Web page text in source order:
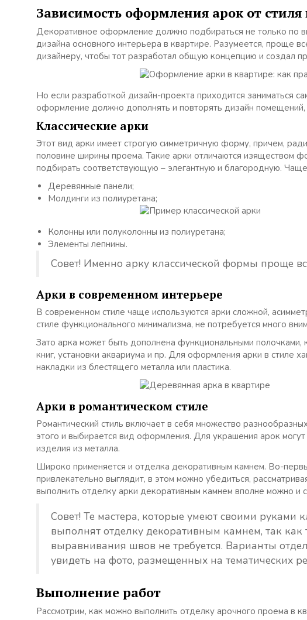
Зависимость оформления арок от стиля
Декоративное оформление должно подбираться не только по
дизайна основного интерьера в квартире. Разумеется, проще
дизайнеру, чтобы тот разработал общую концепцию и создал
Но если разработкой дизайн-проекта приходится заниматься
оформление должно дополнять и повторять дизайн помещений,
Классические арки
Этот вид арки имеет строгую симметричную форму, причем,
половине ширины проема. Такие арки отличаются изяществом
подбирать соответствующую – элегантную и благородную.
Деревянные панели;
Молдинги из полиуретана;
Колонны или полуколонны из полиуретана;
Элементы лепнины.
Совет! Именно арку классической формы проще
Арки в современном интерьере
В современном стиле чаще используются арки сложной,
стиле функционального минимализма, не потребуется много
Зато арка может быть дополнена функциональными полочками,
книг, установки аквариума и пр. Для оформления арки в стиле
накладки из блестящего металла или пластика.
Арки в романтическом стиле
Романтический стиль включает в себя множество
этого и выбирается вид оформления. Для украшения арок
изделия из металла.
Широко применяется и отделка декоративным камнем. Во-
привлекательно выглядит, в этом можно убедиться,
выполнить отделку арки декоративным камнем вполне можно и
Совет! Те мастера, которые умеют своими руками
выполнят отделку декоративным камнем, так
выравнивания швов не требуется. Варианты
увидеть на фото, размещенных на тематических
Выполнение работ
Рассмотрим, как можно выполнить отделку арочного проема в